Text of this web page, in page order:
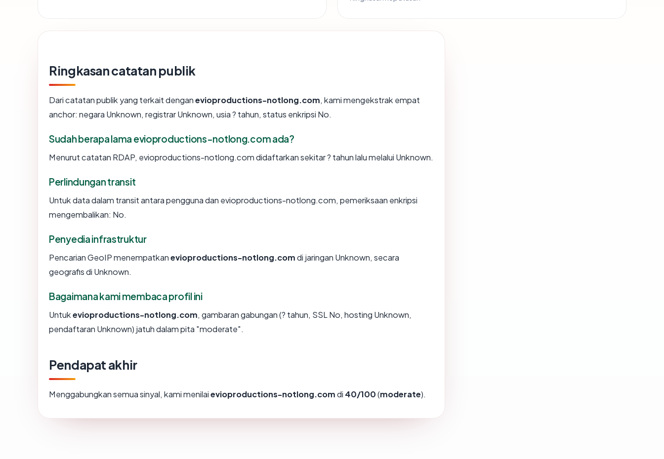
Ringkasan catatan publik
Dari catatan publik yang terkait denganevioproductions-notlong.com, kami mengekstrak empat
anchor: negara Unknown, registrar Unknown, usia ? tahun, status enkripsi No.
Sudah berapa lama evioproductions-notlong.com ada?
Menurut catatan RDAP, evioproductions-notlong.com didaftarkan sekitar ? tahun lalu melalui Unknown.
Perlindungan transit
Untuk data dalam transit antara pengguna dan evioproductions-notlong.com, pemeriksaan enkripsi
mengembalikan: No.
Penyedia infrastruktur
Pencarian GeoIP menempatkanevioproductions-notlong.comdi jaringan Unknown, secara
geografis di Unknown.
Bagaimana kami membaca profil ini
Untukevioproductions-notlong.com, gambaran gabungan (? tahun, SSL No, hosting Unknown,
pendaftaran Unknown) jatuh dalam pita "moderate".
Pendapat akhir
Menggabungkan semua sinyal, kami menilaievioproductions-notlong.comdi 40/100(moderate).